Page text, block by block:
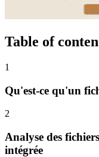
Table of
1
Qu'est-ce qu'un
2
Analyse des
intégrée